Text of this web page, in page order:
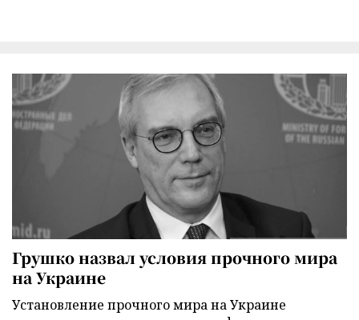
Грушко назвал условия прочного мира
на Украине
Установление прочного мира на Украине